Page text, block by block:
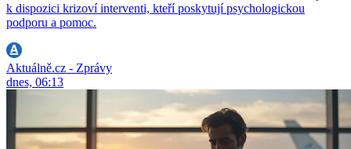
k dispozici krizoví interventi, kteří poskytují psychologickou
podporu a pomoc.
Aktuálně.cz - Zprávy
dnes, 06:13